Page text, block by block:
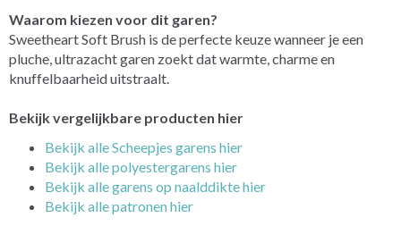
Waarom kiezen voor dit garen?
Sweetheart Soft Brush is de perfecte keuze wanneer je een
pluche, ultrazacht garen zoekt dat warmte, charme en
knuffelbaarheid uitstraalt.
Bekijk vergelijkbare producten hier
Bekijk alle Scheepjes garens hier
Bekijk alle polyestergarens hier
Bekijk alle garens op naalddikte hier
Bekijk alle patronen hier